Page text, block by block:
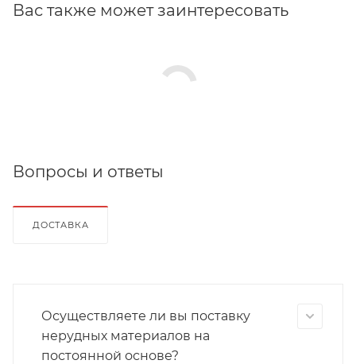
Вас также может заинтересовать
Вопросы и ответы
ДОСТАВКА
Осуществляете ли вы поставку
нерудных материалов на
постоянной основе?